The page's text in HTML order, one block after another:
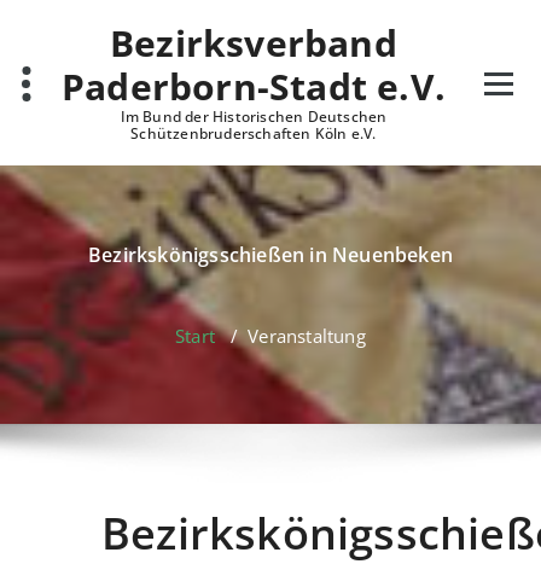
springen
Bezirksverband
Paderborn-Stadt e.V.
Im Bund der Historischen Deutschen
Schützenbruderschaften Köln e.V.
Bezirkskönigsschießen in Neuenbeken
Start/Veranstaltung